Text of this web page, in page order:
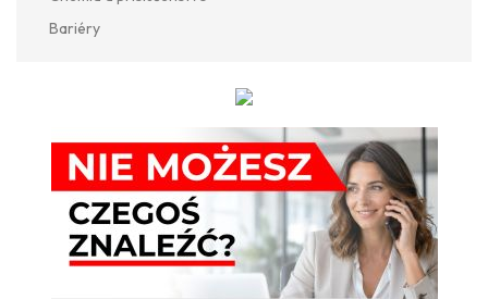
Bariéry